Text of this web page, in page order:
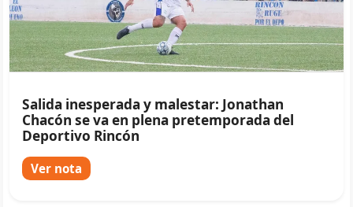
Salida inesperada y malestar: Jonathan
Chacón se va en plena pretemporada del
Deportivo Rincón
Ver nota